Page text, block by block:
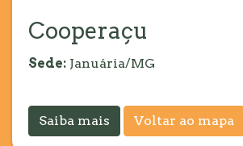
Cooperaçu
Sede: Januária/MG
Saiba mais Voltar ao mapa